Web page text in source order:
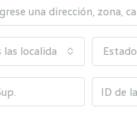
las localidades o barriosEstado